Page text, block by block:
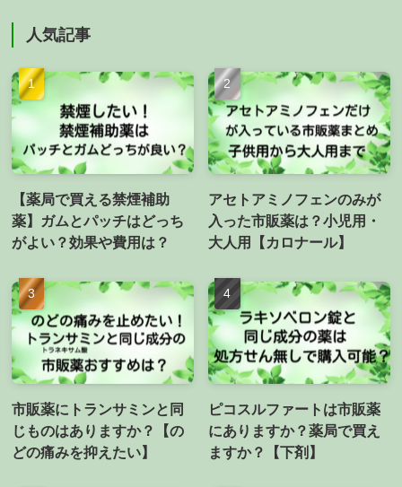
人気記事
【薬局で買える禁煙補助
薬】ガムとパッチはどっち
がよい？効果や費用は？
アセトアミノフェンのみが
入った市販薬は？小児用・
大人用【カロナール】
市販薬にトランサミンと同
じものはありますか？【の
どの痛みを抑えたい】
ピコスルファートは市販薬
にありますか？薬局で買え
ますか？【下剤】